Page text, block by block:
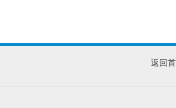
返回